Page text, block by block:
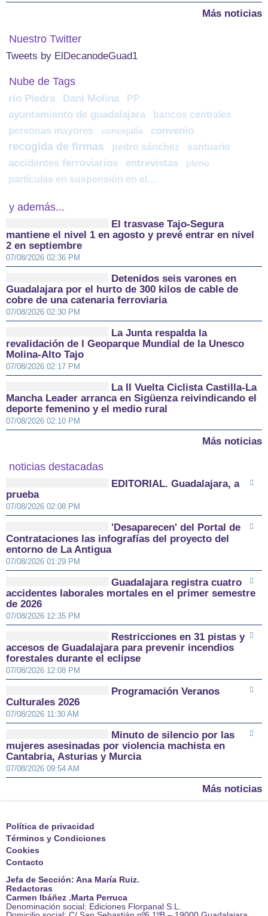
Más noticias
Nuestro Twitter
Tweets by ElDecanodeGuad1
Nube de Tags
río Piedra Dani Molina PP
ayuntamiento de guadalajara
bancos centrales
personas mayores
concejalía convenio
recogida de firmas pedro sánchez santuario
accidentes ferroviarios entrevistas pleno
partículas en suspensión en el aire
y además...
El trasvase Tajo-Segura
mantiene el nivel 1 en agosto y prevé entrar en nivel
2 en septiembre
07/08/2026 02:36 PM
Detenidos seis varones en
Guadalajara por el hurto de 300 kilos de cable de
cobre de una catenaria ferroviaria
07/08/2026 02:30 PM
La Junta respalda la
revalidación de l Geoparque Mundial de la Unesco
Molina-Alto Tajo
07/08/2026 02:17 PM
La II Vuelta Ciclista Castilla-La
Mancha Leader arranca en Sigüenza reivindicando el
deporte femenino y el medio rural
07/08/2026 02:10 PM
Más noticias
noticias destacadas
EDITORIAL. Guadalajara, a
prueba
07/08/2026 02:08 PM
'Desaparecen' del Portal de
Contrataciones las infografías del proyecto del
entorno de La Antigua
07/08/2026 01:29 PM
Guadalajara registra cuatro
accidentes laborales mortales en el primer semestre
de 2026
07/08/2026 12:35 PM
Restricciones en 31 pistas y
accesos de Guadalajara para prevenir incendios
forestales durante el eclipse
07/08/2026 12:08 PM
Programación Veranos
Culturales 2026
07/08/2026 11:30 AM
Minuto de silencio por las
mujeres asesinadas por violencia machista en
Cantabria, Asturias y Murcia
07/08/2026 09:54 AM
Más noticias
Política de privacidad
Términos y Condiciones
Cookies
Contacto
Jefa de Sección: Ana María Ruiz.
Redactoras
Carmen Ibáñez .Marta Perruca
Denominación social: Ediciones Florpanal S.L.